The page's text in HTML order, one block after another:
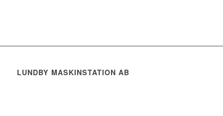
LUNDBY MASKINSTATION AB